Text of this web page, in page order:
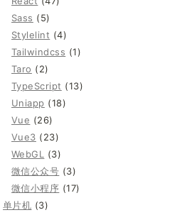
Sass (5)
Stylelint (4)
Tailwindcss (1)
Taro (2)
TypeScript (13)
Uniapp (18)
Vue (26)
Vue3 (23)
WebGL
(3)
微信公众号 (3)
微信小程序 (17)
单片机 (3)